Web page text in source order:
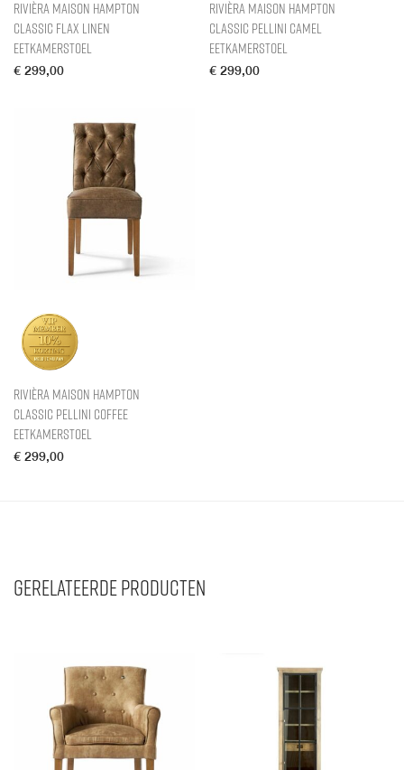
Rivièra Maison Hampton
Classic Flax Linen
Eetkamerstoel
€ 299,00
Rivièra Maison Hampton
Classic Pellini Camel
Eetkamerstoel
€ 299,00
Rivièra Maison Hampton
Classic Pellini Coffee
Eetkamerstoel
€ 299,00
Gerelateerde producten